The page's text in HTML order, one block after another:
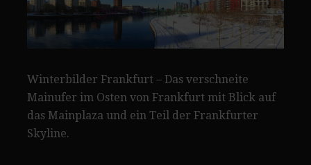
Winterbilder Frankfurt – Das verschneite
Mainufer im Osten von Frankfurt mit Blick auf
das Mainplaza und ein Teil der Frankfurter
Skyline.